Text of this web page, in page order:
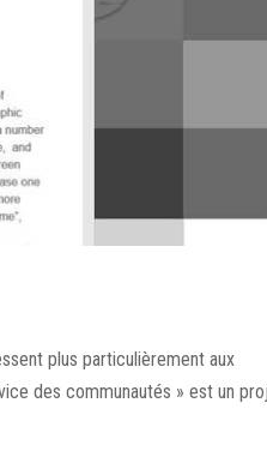
plus particulièrement aux
des communautés » est un